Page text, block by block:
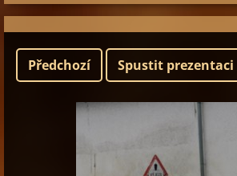
Předchozí Spustit prezentaci